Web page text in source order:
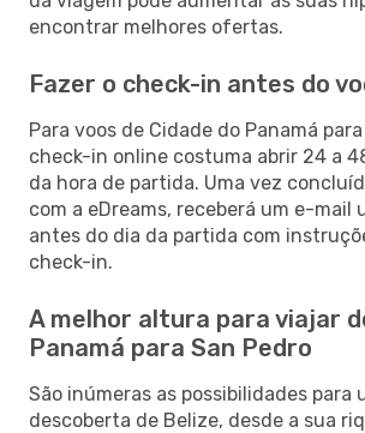
encontrar melhores ofertas.
Fazer o check-in antes do
Para voos de Cidade do Panamá
check-in online costuma abrir 24 a
da hora de partida. Uma vez
com a eDreams, receberá um e-mail
antes do dia da partida com
check-in.
A melhor altura para viajar
Panamá para San Pedro
São inúmeras as possibilidades para
descoberta de Belize, desde a sua